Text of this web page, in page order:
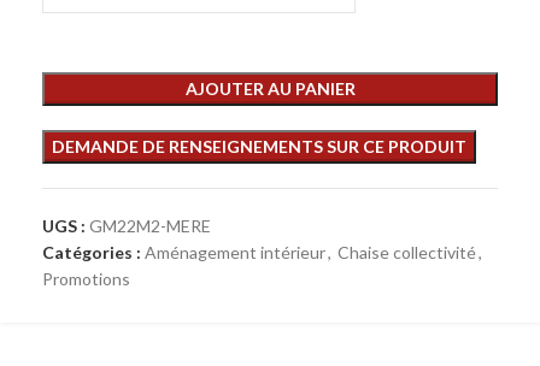
AJOUTER AU PANIER
UGS : GM22M2-MERE
Catégories : Aménagement intérieur, Chaise collectivité,
Promotions